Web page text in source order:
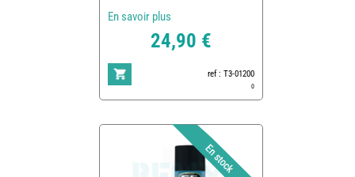
En savoir plus
24,90 €
ref : T3-01200
0